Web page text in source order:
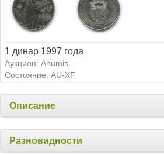
1 динар 1997 года
Аукцион: Anumis
Состояние: AU-XF
Описание
Разновидности